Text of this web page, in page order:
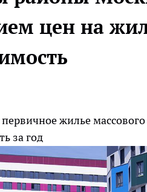
цен на
первичное жилье
за год